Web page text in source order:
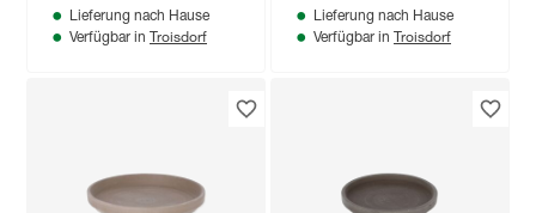
Lieferung nach Hause
Verfügbar in Troisdorf
Lieferung nach Hause
Verfügbar in Troisdorf